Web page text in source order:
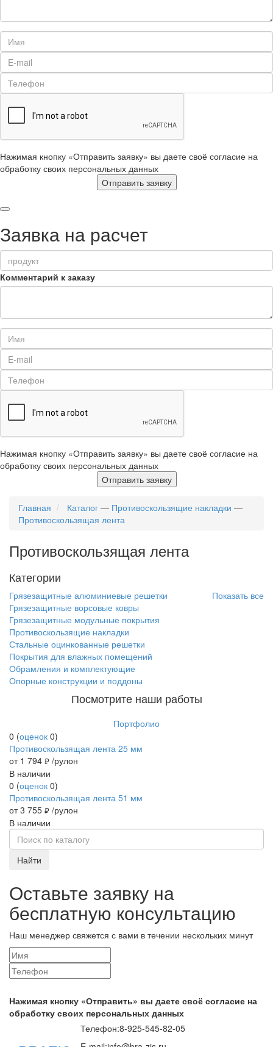
Нажимая кнопку «Отправить заявку» вы даете своё согласие на
обработку своих персональных данных
Отправить заявку
Заявка на расчет
Комментарий к заказу
Нажимая кнопку «Отправить заявку» вы даете своё согласие на
обработку своих персональных данных
Отправить заявку
Главная Каталог — Противоскользящие накладки —
Противоскользящая лента
Противоскользящая лента
Категории
Показать все
Грязезащитные алюминиевые решетки
Грязезащитные ворсовые ковры
Грязезащитные модульные покрытия
Противоскользящие накладки
Стальные оцинкованные решетки
Покрытия для влажных помещений
Обрамления и комплектующие
Опорные конструкции и поддоны
Посмотрите наши работы
Портфолио
0 (оценок 0)
Противоскользящая лента 25 мм
от 1 794 руб. /рулон
В наличии
0 (оценок 0)
Противоскользящая лента 51 мм
от 3 755 руб. /рулон
В наличии
Найти
Оставьте заявку на
бесплатную консультацию
Наш менеджер свяжется с вами в течении нескольких минут
Нажимая кнопку «Отправить» вы даете своё согласие на
обработку своих персональных данных
Телефон:8-925-545-82-05